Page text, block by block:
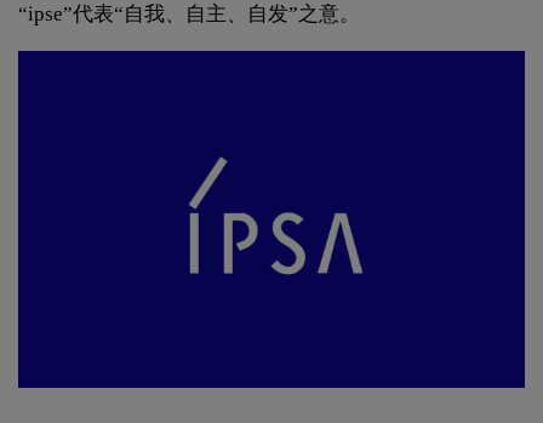
“ipse”代表“自我、自主、自发”之意。